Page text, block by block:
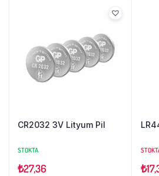
CR2032 3V Lityum Pil
STOKTA
₺27,36 ₺